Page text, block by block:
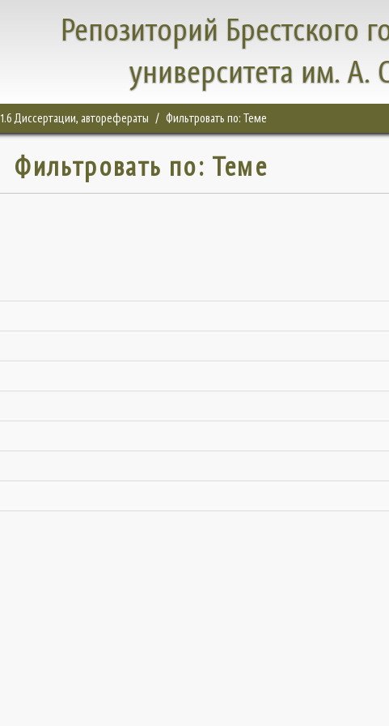
Репозиторий Брестского
университета им. А.
1.6 Диссертации, авторефераты Фильтровать по: Теме
Фильтровать по: Теме